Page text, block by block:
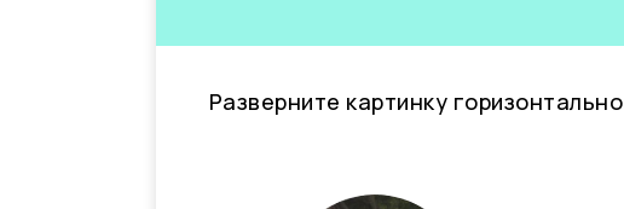
Разверните картинку горизонтально